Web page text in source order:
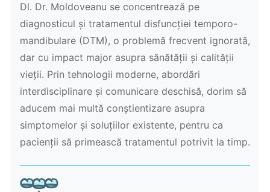
Dl. Dr. Moldoveanu se concentrează pe
diagnosticul și tratamentul disfuncției temporo-
mandibulare (DTM), o problemă frecvent ignorată,
dar cu impact major asupra sănătății și calității
vieții. Prin tehnologii moderne, abordări
interdisciplinare și comunicare deschisă, dorim să
aducem mai multă conștientizare asupra
simptomelor și soluțiilor existente, pentru ca
pacienții să primească tratamentul potrivit la timp.